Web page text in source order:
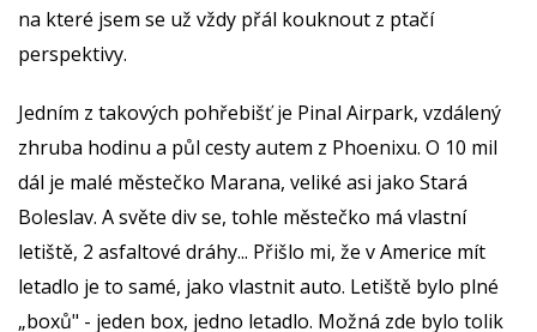
na které jsem se už vždy přál kouknout z ptačí
perspektivy.
Jedním z takových pohřebišť je Pinal Airpark, vzdálený
zhruba hodinu a půl cesty autem z Phoenixu. O 10 mil
dál je malé městečko Marana, veliké asi jako Stará
Boleslav. A světe div se, tohle městečko má vlastní
letiště, 2 asfaltové dráhy... Přišlo mi, že v Americe mít
letadlo je to samé, jako vlastnit auto. Letiště bylo plné
„boxů" - jeden box, jedno letadlo. Možná zde bylo tolik